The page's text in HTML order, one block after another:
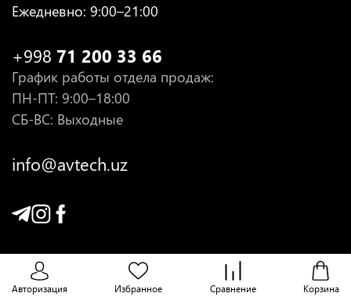
Авторизация Избранное Сравнение Корзина
Ежедневно: 9:00–21:00
+998 71 200 33 66
График работы отдела продаж:
ПН-ПТ: 9:00–18:00
СБ-ВС: Выходные
info@avtech.uz